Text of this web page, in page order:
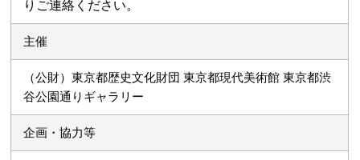
りご連絡ください。
主催
（公財）東京都歴史文化財団 東京都現代美術館 東京都渋
谷公園通りギャラリー
企画・協力等